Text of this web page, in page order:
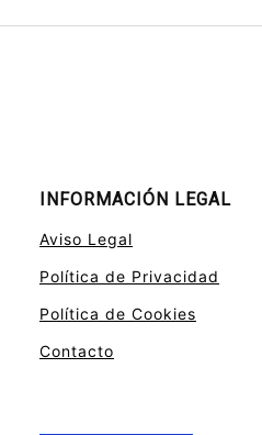
INFORMACIÓN LEGAL
Aviso Legal
Política de Privacidad
Política de Cookies
Contacto